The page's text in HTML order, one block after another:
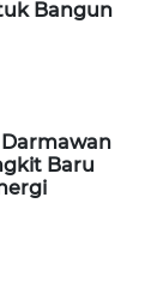
Bangun
Baru